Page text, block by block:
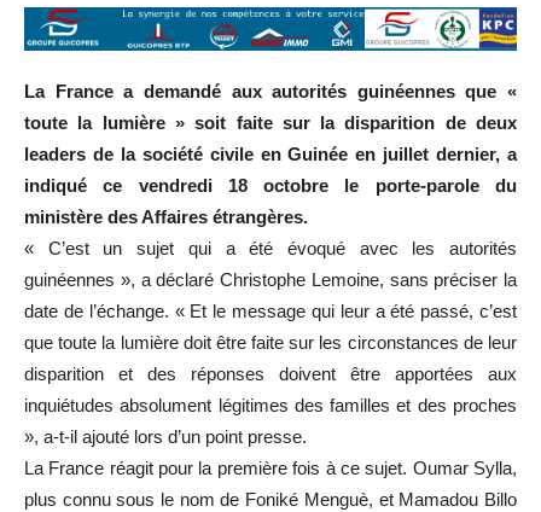
La France a demandé aux autorités guinéennes que «
toute la lumière » soit faite sur la disparition de deux
leaders de la société civile en Guinée en juillet dernier, a
indiqué ce vendredi 18 octobre le porte-parole du
ministère des Affaires étrangères.
« C’est un sujet qui a été évoqué avec les autorités
guinéennes », a déclaré Christophe Lemoine, sans préciser la
date de l’échange. « Et le message qui leur a été passé, c’est
que toute la lumière doit être faite sur les circonstances de leur
disparition et des réponses doivent être apportées aux
inquiétudes absolument légitimes des familles et des proches
», a-t-il ajouté lors d’un point presse.
La France réagit pour la première fois à ce sujet. Oumar Sylla,
plus connu sous le nom de Foniké Menguè, et Mamadou Billo